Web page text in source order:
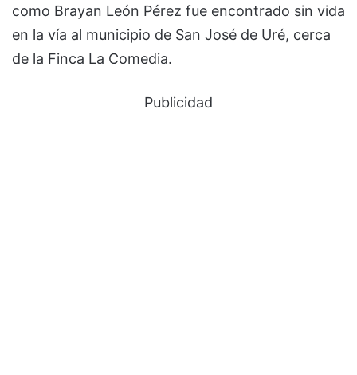
como Brayan León Pérez fue encontrado sin vida
en la vía al municipio de San José de Uré, cerca
de la Finca La Comedia.
Publicidad